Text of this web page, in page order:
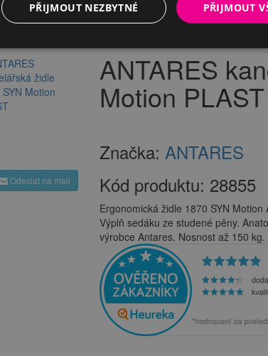
židle na dlouhé sezení Black Friday ANTARES
Odeslat na mail
ANTARES
Motion PLAST
Značka: ANTARES
Kód produktu: 28855
Ergonomická židle 1870 SYN
Výplň sedáku ze studené pěny.
výrobce Antares. Nosnost až 150
PŘIJMOUT
PŘIJMOUT NEZBYTNÉ